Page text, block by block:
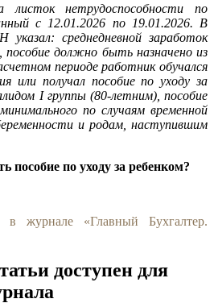
листок нетрудоспособности по
с 12.01.2026 по 19.01.2026. В
среднедневной заработок
пособие должно быть назначено из
периоде работник обучался
или получал пособие по уходу за
I группы (80-летним), пособие
по случаям временной
и родам, наступившим
пособие по уходу за ребенком?
журнале «Главный Бухгалтер.
доступен для